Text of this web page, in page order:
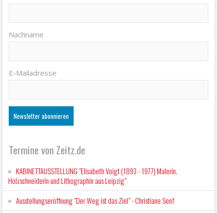
Nachname
E-Mailadresse
Termine von Zeitz.de
KABINETTAUSSTELLUNG "Elisabeth Voigt (1893 - 1977) Malerin.
Holzschneiderin und Lithographin aus Leipzig"
Ausstellungseröffnung "Der Weg ist das Ziel" - Christiane Senf